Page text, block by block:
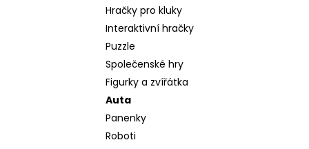
Hračky pro kluky
Interaktivní hračky
Puzzle
Společenské hry
Figurky a zvířátka
Auta
Panenky
Roboti